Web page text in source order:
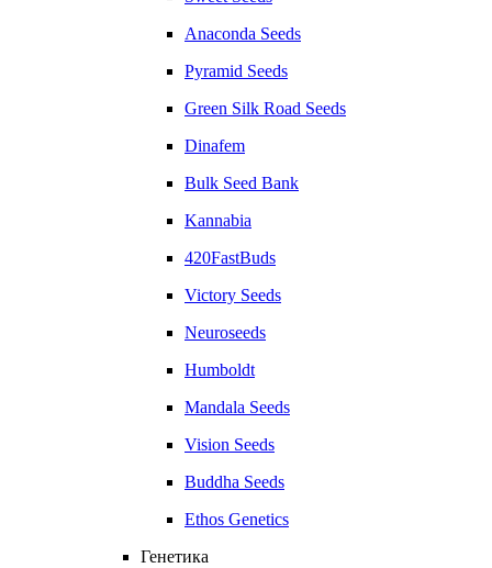
Anaconda Seeds
Pyramid Seeds
Green Silk Road Seeds
Dinafem
Bulk Seed Bank
Kannabia
420FastBuds
Victory Seeds
Neuroseeds
Humboldt
Mandala Seeds
Vision Seeds
Buddha Seeds
Ethos Genetics
Генетика